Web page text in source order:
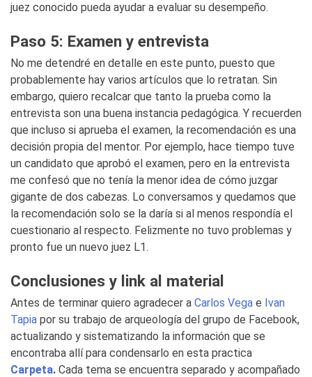
juez conocido pueda ayudar a evaluar su desempeño.
Paso 5: Examen y entrevista
No me detendré en detalle en este punto, puesto que
probablemente hay varios artículos que lo retratan. Sin
embargo, quiero recalcar que tanto la prueba como la
entrevista son una buena instancia pedagógica. Y recuerden
que incluso si aprueba el examen, la recomendación es una
decisión propia del mentor. Por ejemplo, hace tiempo tuve
un candidato que aprobó el examen, pero en la entrevista
me confesó que no tenía la menor idea de cómo juzgar
gigante de dos cabezas. Lo conversamos y quedamos que
la recomendación solo se la daría si al menos respondía el
cuestionario al respecto. Felizmente no tuvo problemas y
pronto fue un nuevo juez L1.
Conclusiones y link al material
Antes de terminar quiero agradecer a Carlos Vega e Ivan
Tapia por su trabajo de arqueología del grupo de Facebook,
actualizando y sistematizando la información que se
encontraba allí para condensarlo en esta practica
Carpeta. Cada tema se encuentra separado y acompañado